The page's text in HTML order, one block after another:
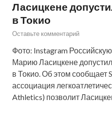
Ласицкене
в Токио
Оставьте комментарий
Фото: Instagram
Марию Ласицкене
в Токио. Об этом
ассоциация
Athletics) позволит